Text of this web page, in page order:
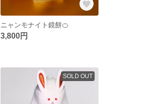
ニャンモナイト鏡餅🍊
3,800円
SOLD OUT